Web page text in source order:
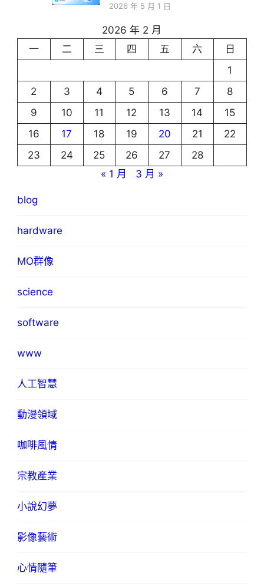
2026 年 5 月 1 日
2026 年 2 月
一
二 三 四 五 六
日
1
2
3 4 5 6 7
8
9
10 11 12 13 14
15
16
17 18 19 20 21
22
23
24 25 26 27
28
« 1 月
3 月 »
blog
hardware
MO群像
science
software
www
人工智慧
動漫領域
咖啡風情
宗教產業
小說幻夢
影像藝術
心情隨筆